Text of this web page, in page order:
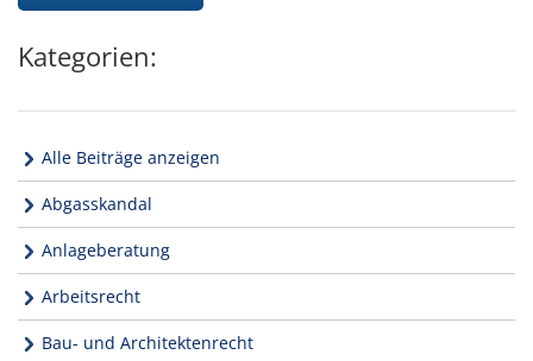
Kategorien:
Alle Beiträge anzeigen
Abgasskandal
Anlageberatung
Arbeitsrecht
Bau- und Architektenrecht